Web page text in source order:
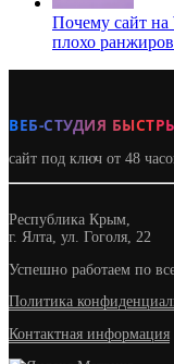
Почему сайт
плохо
ВЕБ-СТУДИЯ
сайт под ключ от 48
Республика Крым,
г. Ялта, ул. Гоголя, 22
Успешно работаем по
Политика
Контактная информация